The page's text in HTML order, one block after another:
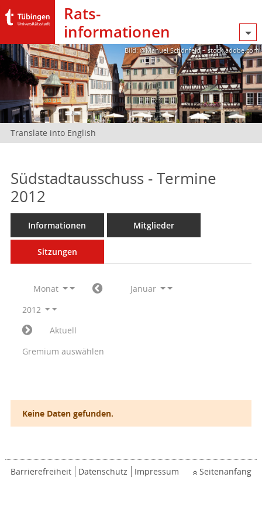
Rats­
informationen
Bild: @Manuel Schönfeld – stock.adobe.com
Translate into English
Südstadtausschuss - Termine
2012
Informationen Mitglieder
Sitzungen
Monat
Januar
2012
Aktuell
Gremium auswählen
Keine Daten gefunden.
Barrierefreiheit Datenschutz Impressum Seitenanfang